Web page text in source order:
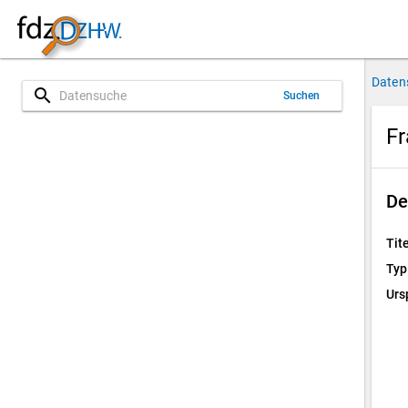
search Suchen